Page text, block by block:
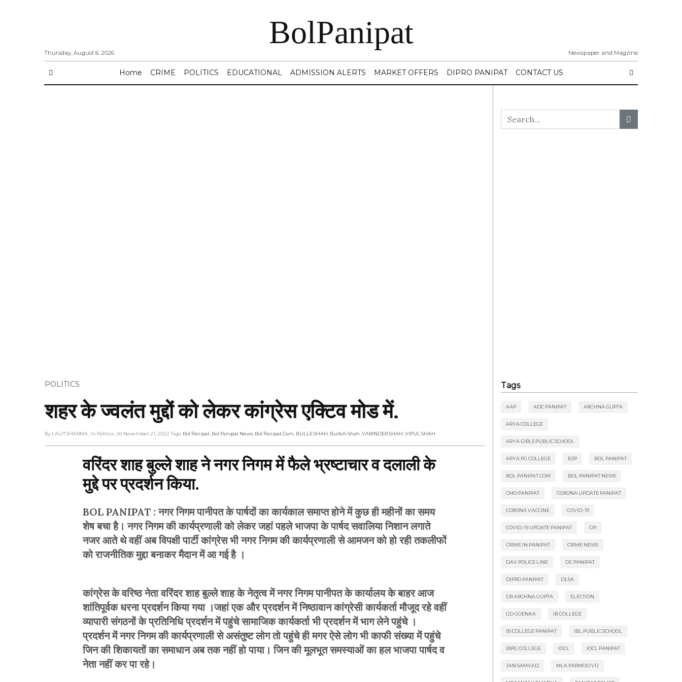
Thursday, August 6, 2026
BolPanipat
Newspaper and Magzine
Home CRIME POLITICS EDUCATIONAL ADMISSION ALERTS MARKET OFFERS DIPRO PANIPAT CONTACT US
POLITICS
शहर के ज्वलंत मुद्दों को लेकर कांग्रेस एक्टिव मोड में.
By LALIT SHARMA , In Politics , At November 21, 2022 Tags: Bol Panipat Bol Panipat News Bol Panipat.com BULLE SHAH Bulleh Shah VARINDER SHAH VIPUL SHAH
वरिंदर शाह बुल्ले शाह ने नगर निगम में फैले भ्रष्टाचार व दलाली के
मुद्दे पर प्रदर्शन किया.
BOL PANIPAT : नगर निगम पानीपत के पार्षदों का कार्यकाल समाप्त होने में कुछ ही महीनों का समय
शेष बचा है। नगर निगम की कार्यप्रणाली को लेकर जहां पहले भाजपा के पार्षद सवालिया निशान लगाते
नजर आते थे वहीं अब विपक्षी पार्टी कांग्रेस भी नगर निगम की कार्यप्रणाली से आमजन को हो रही तकलीफों
को राजनीतिक मुद्दा बनाकर मैदान में आ गई है ।
कांग्रेस के वरिष्ठ नेता वरिंदर शाह बुल्ले शाह के नेतृत्व में नगर निगम पानीपत के कार्यालय के बाहर आज
शांतिपूर्वक धरना प्रदर्शन किया गया ।जहां एक और प्रदर्शन में निष्ठावान कांग्रेसी कार्यकर्ता मौजूद रहे वहीं
व्यापारी संगठनों के प्रतिनिधि प्रदर्शन में पहुंचे सामाजिक कार्यकर्ता भी प्रदर्शन में भाग लेने पहुंचे ।
प्रदर्शन में नगर निगम की कार्यप्रणाली से असंतुष्ट लोग तो पहुंचे ही मगर ऐसे लोग भी काफी संख्या में पहुंचे
जिन की शिकायतों का समाधान अब तक नहीं हो पाया। जिन की मूलभूत समस्याओं का हल भाजपा पार्षद व
नेता नहीं कर पा रहे।
Tags
AAP ADC PANIPAT ARCHNA GUPTA
ARYA COLLEGE
ARYA GIRLS PUBLIC SCHOOL
ARYA PG COLLEGE BJP BOL PANIPAT
BOL PANIPAT.COM BOL PANIPAT NEWS
CMO PANIPAT CORONA UPDATE PANIPAT
CORONA VACCINE COVID-19
COVID-19 UPDATE PANIPAT CPI
CRIME IN PANIPAT CRIME NEWS
DAV POLICE LINE DC PANIPAT
DIPRO PANIPAT DLSA
DR ARCHNA GUPTA ELECTION
GD GOENKA IB COLLEGE
IB COLLEGE PANIPAT IBL PUBLIC SCHOOL
IBPG COLLEGE IOCL IOCL PANIPAT
JAN SAMVAD MLA PARMOD VIJ